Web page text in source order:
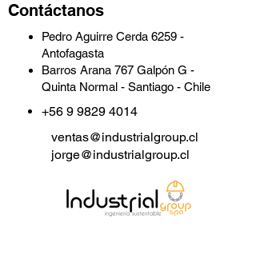
Contáctanos
Pedro Aguirre Cerda 6259 -
Antofagasta
Barros Arana 767 Galpón G -
Quinta Normal - Santiago - Chile
+56 9 9829 4014
ventas@industrialgroup.cl
jorge@industrialgroup.cl